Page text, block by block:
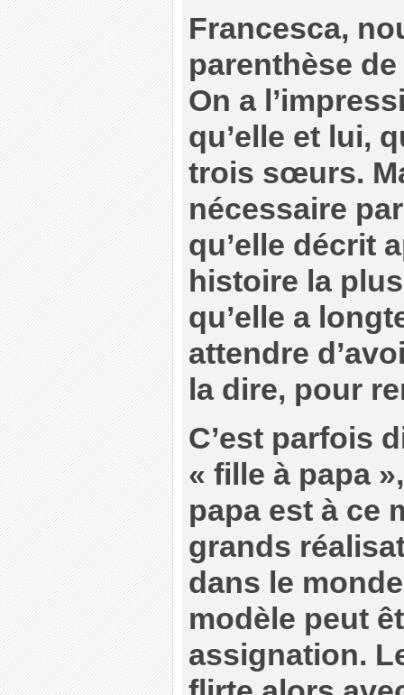
Francesca,
parenthèse
On a
qu’elle et lui,
trois sœurs.
nécessaire
qu’elle décrit
histoire la
qu’elle a
attendre
la dire, pour
C’est parfois
« fille à papa
papa est à ce
grands
dans le
modèle peut
assignation.